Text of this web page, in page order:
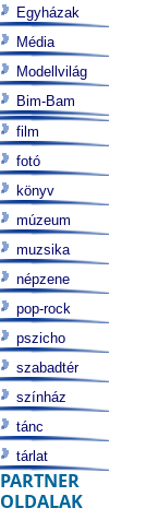
Egyházak
Média
Modellvilág
Bim-Bam
film
fotó
könyv
múzeum
muzsika
népzene
pop-rock
pszicho
szabadtér
színház
tánc
tárlat
PARTNER
OLDALAK